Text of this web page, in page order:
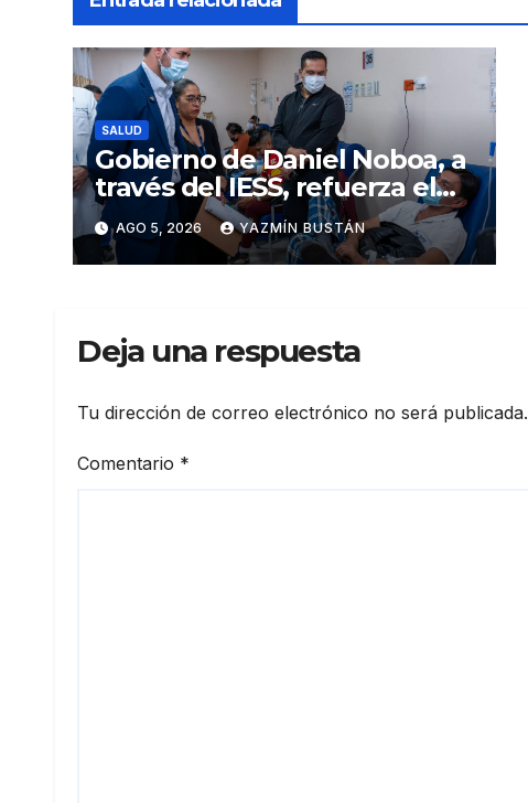
SALUD
Gobierno de Daniel Noboa, a
través del IESS, refuerza el
abastecimiento de insulina
en 86 establecimientos de
salud
AGO 5, 2026 YAZMÍN BUSTÁN
Deja una respuesta
Tu dirección de correo electrónico no será publicada.
Comentario *